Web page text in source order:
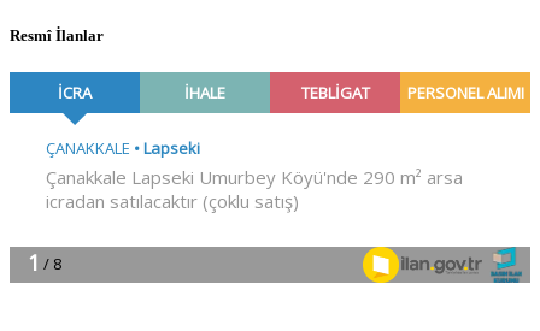
Resmî İlanlar